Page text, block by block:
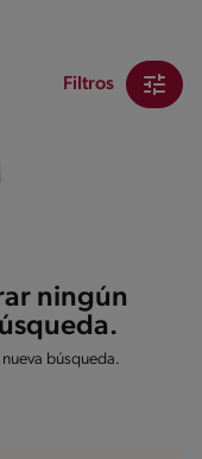
Filtros
ningún
búsqueda.